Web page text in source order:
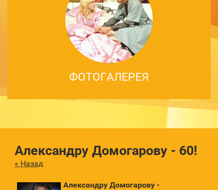
ФОТОГАЛЕРЕЯ
Александру Домогарову - 60!
« Назад
Александру Домогарову -